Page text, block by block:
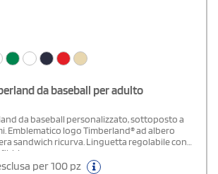
da baseball per adulto
da baseball personalizzato, sottoposto a
Emblematico logo Timberland® ad albero
sandwich ricurva. Linguetta regolabile con
per 100 pz